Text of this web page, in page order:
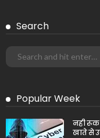
Search
Popular Week
नही रूक
खाते से